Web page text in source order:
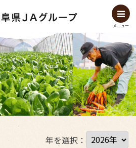
メニュー
年を選択：